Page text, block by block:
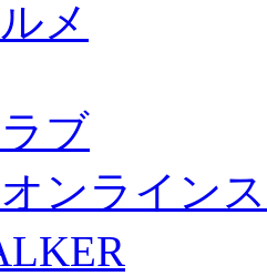
メ
ブ
ンライン